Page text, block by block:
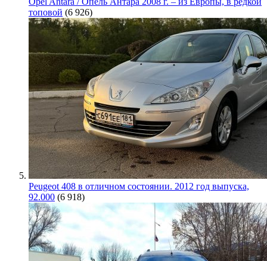
топовой (6 926)
Peugeot 408 в отличном состоянии. 2012 год выпуска,
92.000 (6 918)